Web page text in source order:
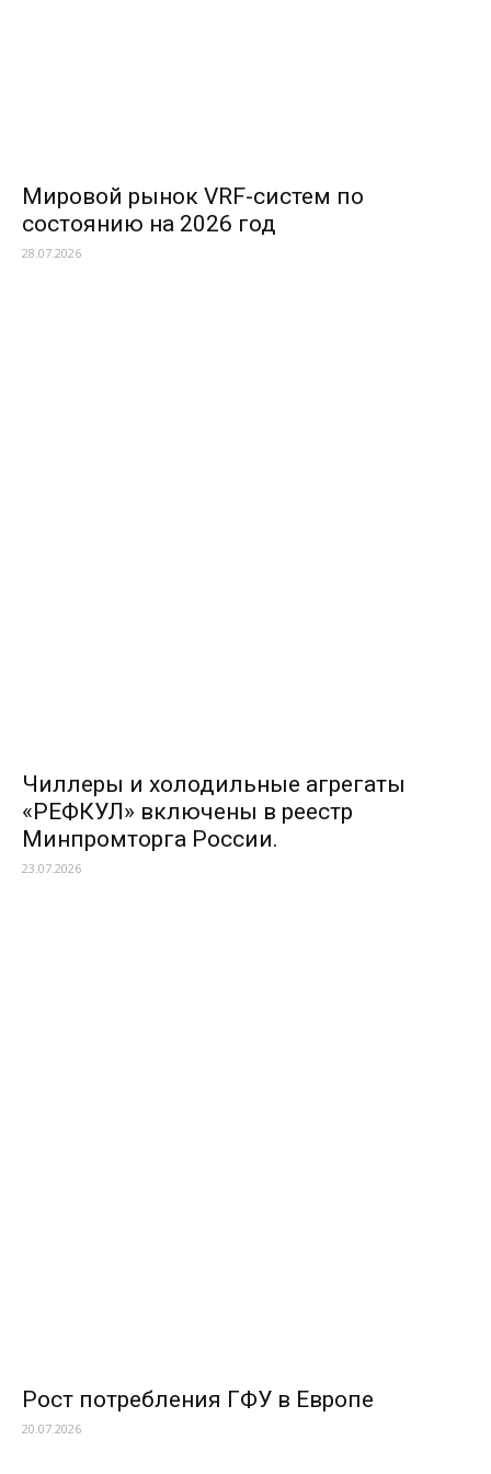
Мировой рынок VRF-систем по
состоянию на 2026 год
28.07.2026
Чиллеры и холодильные агрегаты
«РЕФКУЛ» включены в реестр
Минпромторга России.
23.07.2026
Рост потребления ГФУ в Европе
20.07.2026